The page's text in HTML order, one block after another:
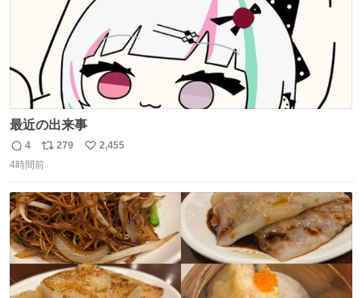
最近の出来事
返
信
4
リ
ポ
ト
数
279
い
数
2,455
4時間前